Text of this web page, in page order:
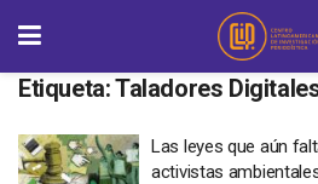
Etiqueta:Taladores
Las leyes que aún
activistas